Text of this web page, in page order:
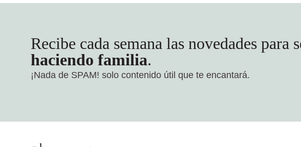
Recibe cada semana las novedades para
haciendo familia.
¡Nada de SPAM! solo contenido útil que te encantará.